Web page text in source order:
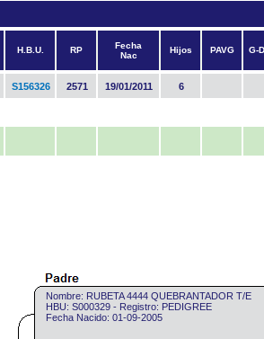
H.B.U. RP
Fecha
Nac
Hijos PAVG G-
S156326 2571 19/01/2011 6
Nombre: RUBETA 4444 QUEBRANTADOR T/E
HBU: S000329 - Registro: PEDIGREE
Fecha Nacido: 01-09-2005